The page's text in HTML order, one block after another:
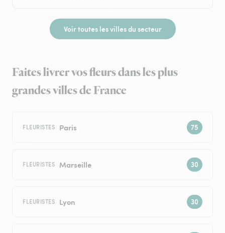
Voir toutes les villes du secteur
Faites livrer vos fleurs dans les plus
grandes villes de France
FLEURISTES Paris
FLEURISTES Marseille
FLEURISTES Lyon